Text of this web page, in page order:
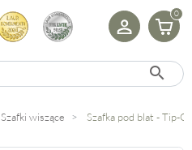
0
search
Szafki wiszące Szafka pod blat - Tip-